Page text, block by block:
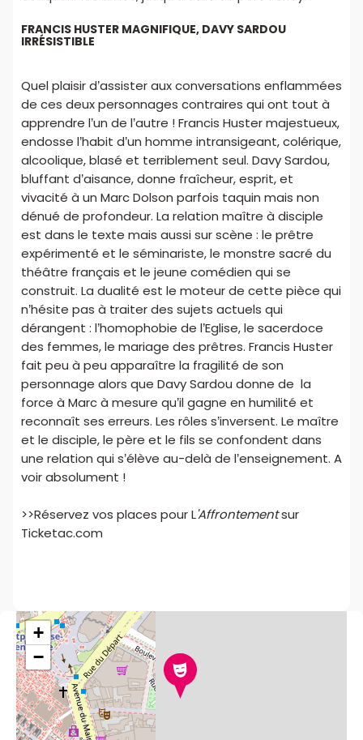
FRANCIS HUSTER MAGNIFIQUE, DAVY SARDOU
IRRÉSISTIBLE
Quel plaisir d’assister aux conversations enflammées
de ces deux personnages contraires qui ont tout à
apprendre l’un de l’autre ! Francis Huster majestueux,
endosse l’habit d’un homme intransigeant, colérique,
alcoolique, blasé et terriblement seul. Davy Sardou,
bluffant d’aisance, donne fraîcheur, esprit, et
vivacité à un Marc Dolson parfois taquin mais non
dénué de profondeur. La relation maître à disciple
est dans le texte mais aussi sur scène : le prêtre
expérimenté et le séminariste, le monstre sacré du
théâtre français et le jeune comédien qui se
construit. La dualité est le moteur de cette pièce qui
n’hésite pas à traiter des sujets actuels qui
dérangent : l’homophobie de l’Eglise, le sacerdoce
des femmes, le mariage des prêtres. Francis Huster
fait peu à peu apparaître la fragilité de son
personnage alors que Davy Sardou donne de la
force à Marc à mesure qu’il gagne en humilité et
reconnaît ses erreurs. Les rôles s’inversent. Le maître
et le disciple, le père et le fils se confondent dans
une relation qui s’élève au-delà de l’enseignement. A
voir absolument !
>>Réservez vos places pour L'Affrontementsur
Ticketac.com
+
−